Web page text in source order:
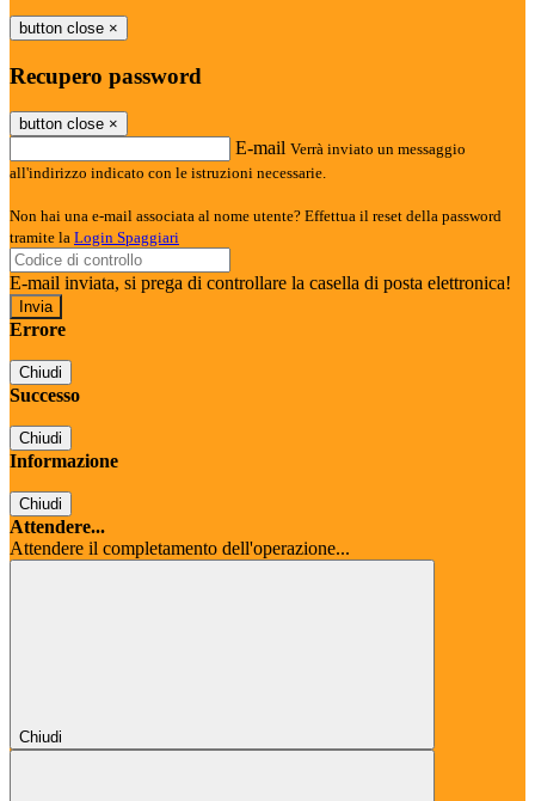
button close ×
Recupero password
button close ×
E-mail Verrà inviato un messaggio
all'indirizzo indicato con le istruzioni necessarie.
Non hai una e-mail associata al nome utente? Effettua il reset della password
tramite la Login Spaggiari
E-mail inviata, si prega di controllare la casella di posta elettronica!
Errore
Chiudi
Successo
Chiudi
Informazione
Chiudi
Attendere...
Attendere il completamento dell'operazione...
Chiudi